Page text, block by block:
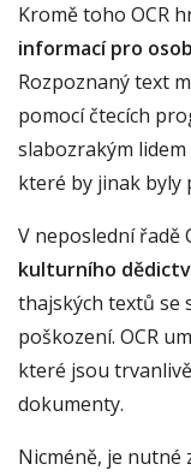
Kromě toho OCR
informací pro
Rozpoznaný text
pomocí čtecích
slabozrakým
které by jinak byly
V neposlední řadě
kulturního
thajských textů se
poškození. OCR
které jsou
dokumenty.
Nicméně, je nutné